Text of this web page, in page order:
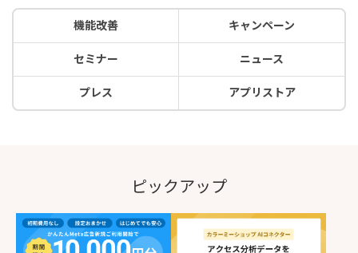
機能改善 キャンペーン
セミナー ニュース
プレス アプリストア
ピックアップ